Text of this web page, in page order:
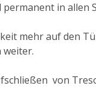
in allen
mehr auf den
weiter.
von